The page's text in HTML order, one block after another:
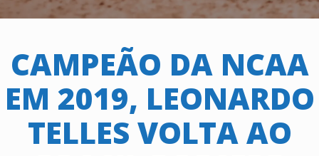
CAMPEÃO DA NCAA
EM 2019, LEONARDO
TELLES VOLTA AO